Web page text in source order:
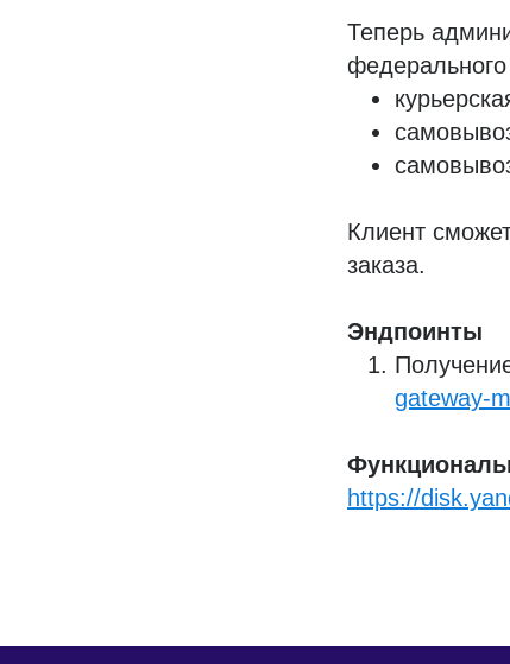
Теперь
федерального
Клиент
заказа.
Эндпоинты
gateway-
https://